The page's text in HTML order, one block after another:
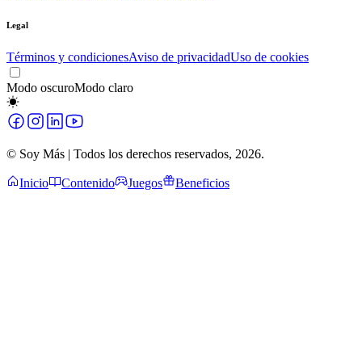
Legal
Términos y condicionesAviso de privacidadUso de cookies
Modo oscuroModo claro
© Soy Más | Todos los derechos reservados, 2026.
Inicio Contenido Juegos Beneficios